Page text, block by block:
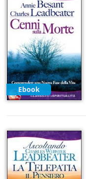
Ebook